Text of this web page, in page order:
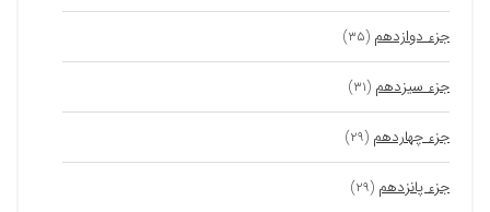
جزء دوازدهم (۳۵)
جزء سیزدهم (۳۱)
جزء چهاردهم (۲۹)
جزء پانزدهم (۲۹)